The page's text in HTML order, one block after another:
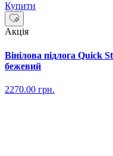
Купити
Акція
Вінілова підлога Quick
бежевий
2270.00 грн.